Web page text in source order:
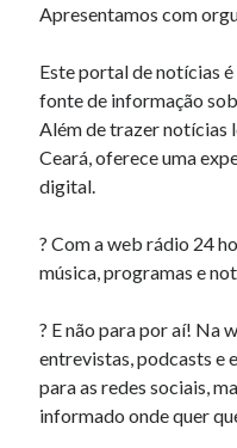
Apresentamos com
Este portal de notícias
fonte de informação
Além de trazer notícias
Ceará, oferece uma
digital.
?️ Com a web rádio 24
música, programas e
? E não para por aí! Na
entrevistas, podcasts e
para as redes sociais,
informado onde quer